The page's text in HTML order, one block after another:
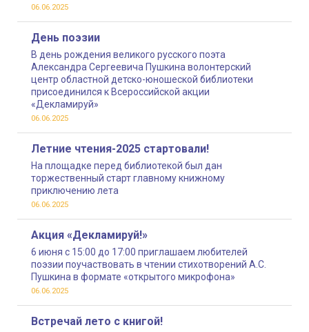
06.06.2025
День поэзии
В день рождения великого русского поэта
Александра Сергеевича Пушкина волонтерский
центр областной детско-юношеской библиотеки
присоединился к Всероссийской акции
«Декламируй»
06.06.2025
Летние чтения-2025 стартовали!
На площадке перед библиотекой был дан
торжественный старт главному книжному
приключению лета
06.06.2025
Акция «Декламируй!»
6 июня с 15:00 до 17:00 приглашаем любителей
поэзии поучаствовать в чтении стихотворений А.С.
Пушкина в формате «открытого микрофона»
06.06.2025
Встречай лето с книгой!